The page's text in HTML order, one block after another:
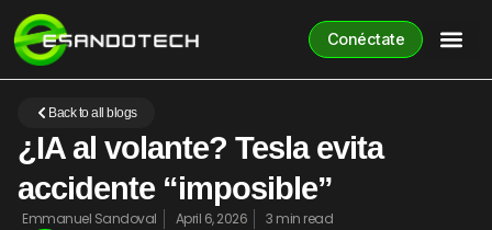
Conéctate
Back to all blogs
¿IA al volante? Tesla evita
accidente “imposible”
Emmanuel Sandoval April 6, 2026 3 min read